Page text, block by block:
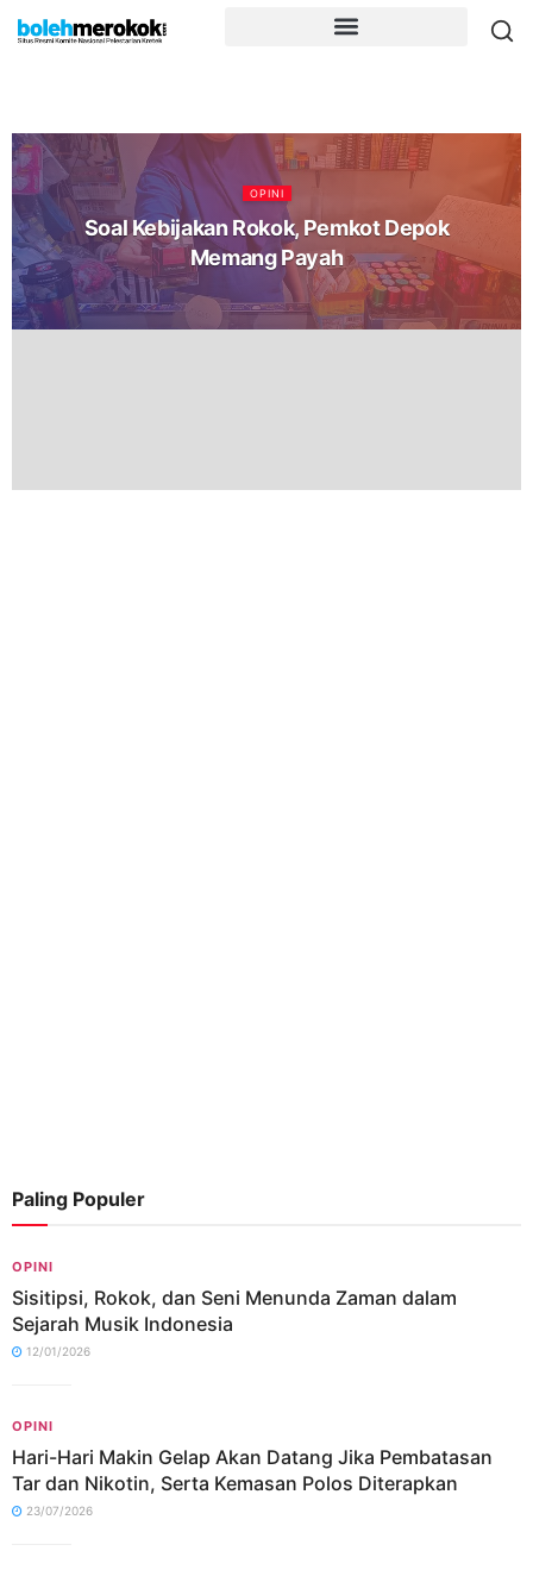
OPINI
Soal Kebijakan Rokok, Pemkot Depok
Memang Payah
Paling Populer
OPINI
Sisitipsi, Rokok, dan Seni Menunda Zaman dalam
Sejarah Musik Indonesia
12/01/2026
OPINI
Hari-Hari Makin Gelap Akan Datang Jika Pembatasan
Tar dan Nikotin, Serta Kemasan Polos Diterapkan
23/07/2026